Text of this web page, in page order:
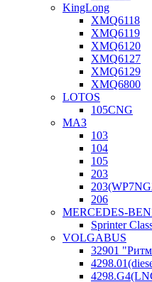
KingLong
XMQ6118
XMQ6119
XMQ6120
XMQ6127
XMQ6129
XMQ6800
LOTOS
105CNG
МАЗ
103
104
105
203
206
MERCEDES-
Sprinter
VOLGABUS
32901